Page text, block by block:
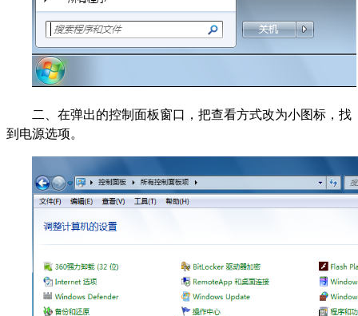
二、在弹出的控制面板窗口，把查看方式改为小图标，找
到电源选项。